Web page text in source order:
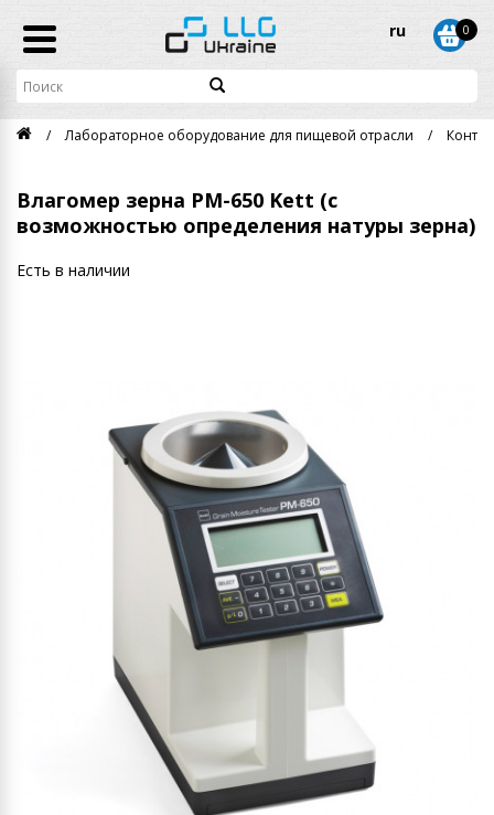
ru 0
Лабораторное оборудование для пищевой отрасли
Влагомер зерна РМ-650 Kett (с
возможностью определения натуры зерна)
Есть в наличии